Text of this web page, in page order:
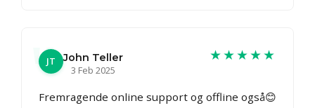
JT
John Teller
3 Feb 2025
★★★★★
Fremragende online support og offline også😊